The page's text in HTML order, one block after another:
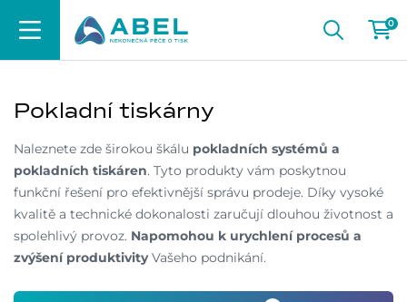
0
Pokladní tiskárny
Naleznete zde širokou škálu pokladních systémů a
pokladních tiskáren. Tyto produkty vám poskytnou
funkční řešení pro efektivnější správu prodeje. Díky vysoké
kvalitě a technické dokonalosti zaručují dlouhou životnost a
spolehlivý provoz. Napomohou k urychlení procesů a
zvýšení produktivityVašeho podnikání.